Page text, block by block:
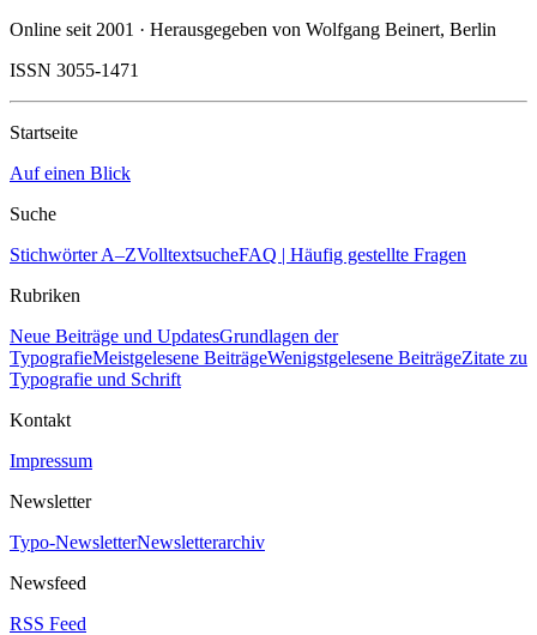
Online seit 2001 · Herausgegeben von Wolfgang Beinert, Berlin
ISSN 3055-1471
Startseite
Auf einen Blick
Suche
Stichwörter A–ZVolltextsucheFAQ | Häufig gestellte Fragen
Rubriken
Neue Beiträge und UpdatesGrundlagen der
TypografieMeistgelesene BeiträgeWenigstgelesene BeiträgeZitate zu
Typografie und Schrift
Kontakt
Impressum
Newsletter
Typo-NewsletterNewsletterarchiv
Newsfeed
RSS Feed